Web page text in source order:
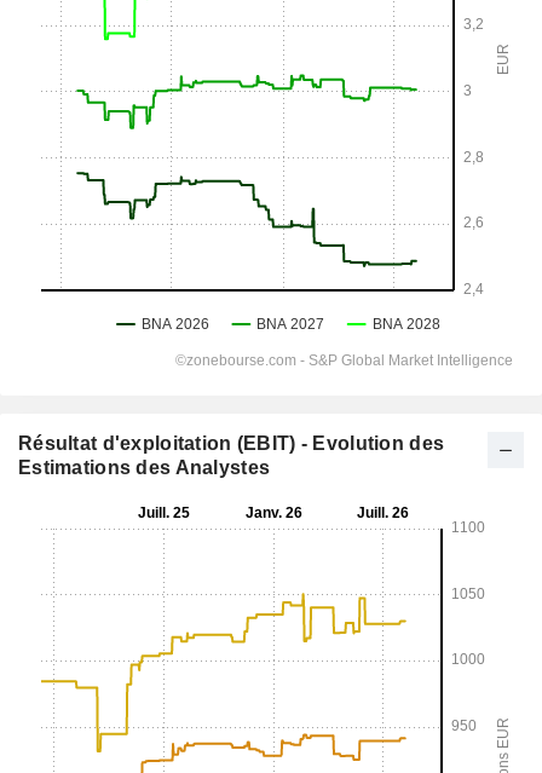
Résultat d'exploitation (EBIT) - Evolution des
Estimations des Analystes